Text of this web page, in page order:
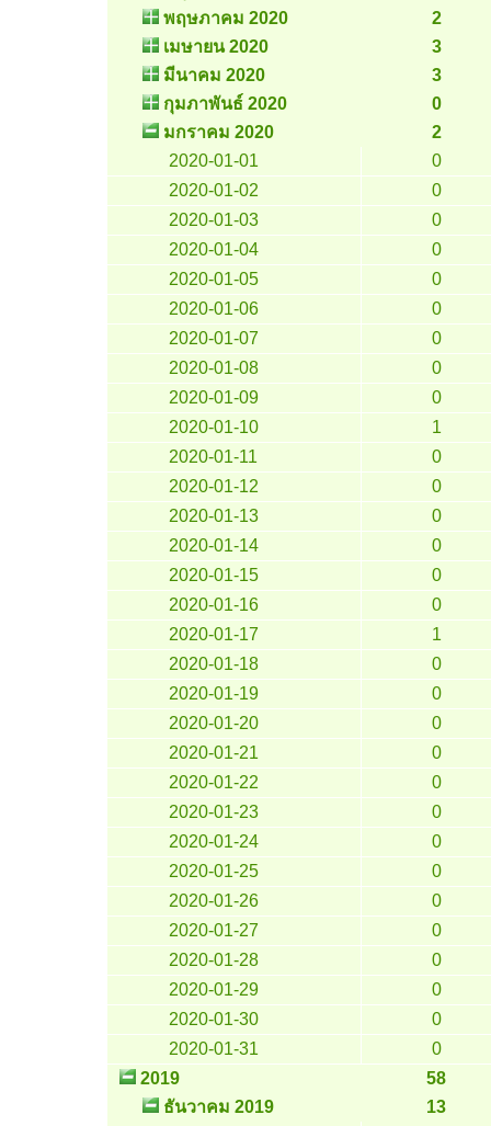
พฤษภาคม 2020
2
เมษายน 2020
3
มีนาคม 2020
3
กุมภาพันธ์ 2020
0
มกราคม 2020
2
2020-01-01
0
2020-01-02
0
2020-01-03
0
2020-01-04
0
2020-01-05
0
2020-01-06
0
2020-01-07
0
2020-01-08
0
2020-01-09
0
2020-01-10
1
2020-01-11
0
2020-01-12
0
2020-01-13
0
2020-01-14
0
2020-01-15
0
2020-01-16
0
2020-01-17
1
2020-01-18
0
2020-01-19
0
2020-01-20
0
2020-01-21
0
2020-01-22
0
2020-01-23
0
2020-01-24
0
2020-01-25
0
2020-01-26
0
2020-01-27
0
2020-01-28
0
2020-01-29
0
2020-01-30
0
2020-01-31
0
2019
58
ธันวาคม 2019
13